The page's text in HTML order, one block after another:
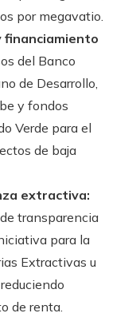
por megavatio.
financiamiento
del Banco
de Desarrollo,
y fondos
Verde para el
de baja
extractiva:
transparencia
para la
Extractivas u
de renta.